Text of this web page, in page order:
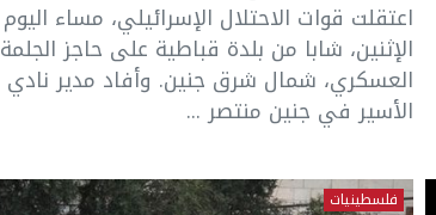
اعتقلت قوات الاحتلال الإسرائيلي، مساء اليوم
الإثنين، شابا من بلدة قباطية على حاجز الجلمة
العسكري، شمال شرق جنين. وأفاد مدير نادي
الأسير في جنين منتصر ...
فلسطينيات